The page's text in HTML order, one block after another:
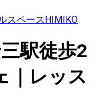
スペースHIMIKO
駅徒歩2
｜レッス